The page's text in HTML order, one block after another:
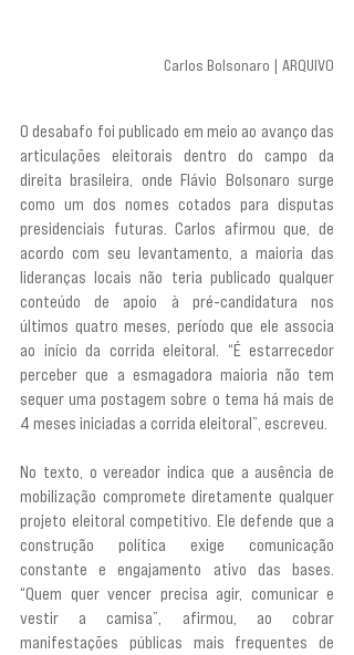
Carlos Bolsonaro | ARQUIVO
O desabafo foi publicado em meio ao avanço das
articulações eleitorais dentro do campo da
direita brasileira, onde Flávio Bolsonaro surge
como um dos nomes cotados para disputas
presidenciais futuras. Carlos afirmou que, de
acordo com seu levantamento, a maioria das
lideranças locais não teria publicado qualquer
conteúdo de apoio à pré-candidatura nos
últimos quatro meses, período que ele associa
ao início da corrida eleitoral. “É estarrecedor
perceber que a esmagadora maioria não tem
sequer uma postagem sobre o tema há mais de
4 meses iniciadas a corrida eleitoral”, escreveu.
No texto, o vereador indica que a ausência de
mobilização compromete diretamente qualquer
projeto eleitoral competitivo. Ele defende que a
construção política exige comunicação
constante e engajamento ativo das bases.
“Quem quer vencer precisa agir, comunicar e
vestir a camisa”, afirmou, ao cobrar
manifestações públicas mais frequentes de